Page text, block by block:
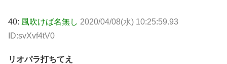
40: 風吹けば名無し 2020/04/08(水) 10:25:59.93
ID:svXvf4tV0
リオパラ打ちてえ